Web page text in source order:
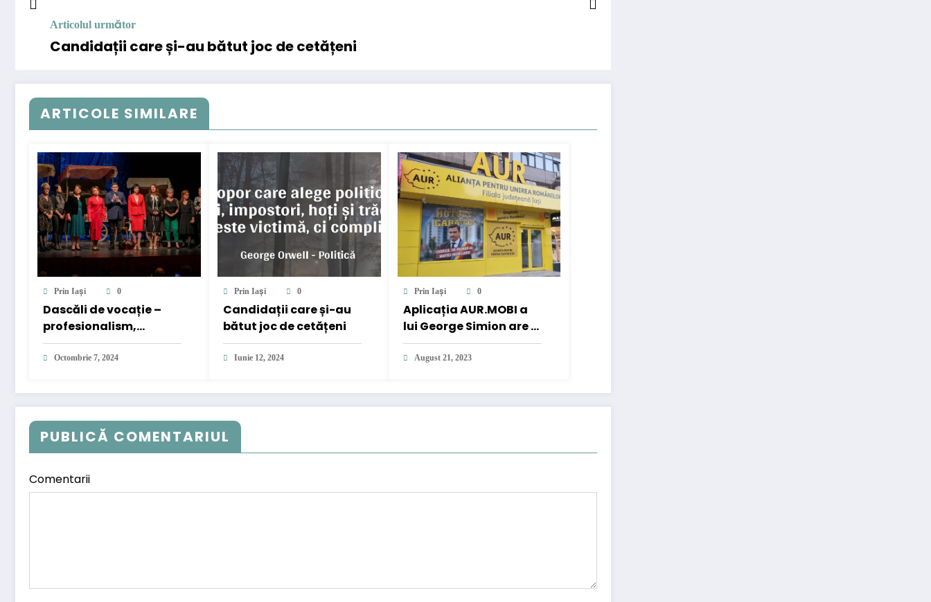
Articolul următor
Candidații care și-au bătut joc de cetățeni
ARTICOLE SIMILARE
Prin Iași 0
Dascăli de vocație –
profesionalism,
dăruirie și
recunoaștere
Octombrie 7, 2024
Prin Iași 0
Candidații care și-au
bătut joc de cetățeni
Iunie 12, 2024
Prin Iași 0
Aplicația AUR.MOBI a
lui George Simion are o
mare problemă GDPR
August 21, 2023
PUBLICĂ COMENTARIUL
Comentarii